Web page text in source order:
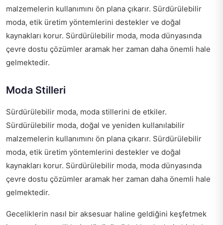
malzemelerin kullanımını ön plana çıkarır. Sürdürülebilir
moda, etik üretim yöntemlerini destekler ve doğal
kaynakları korur. Sürdürülebilir moda, moda dünyasında
çevre dostu çözümler aramak her zaman daha önemli hale
gelmektedir.
Moda Stilleri
Sürdürülebilir moda, moda stillerini de etkiler.
Sürdürülebilir moda, doğal ve yeniden kullanılabilir
malzemelerin kullanımını ön plana çıkarır. Sürdürülebilir
moda, etik üretim yöntemlerini destekler ve doğal
kaynakları korur. Sürdürülebilir moda, moda dünyasında
çevre dostu çözümler aramak her zaman daha önemli hale
gelmektedir.
Geceliklerin nasıl bir aksesuar haline geldiğini keşfetmek